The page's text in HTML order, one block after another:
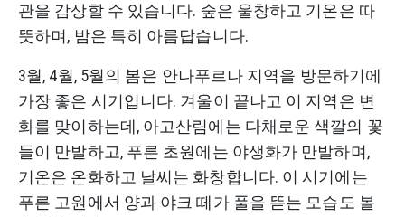
관을 감상할 수 있습니다. 숲은 울창하고 기온은 따
뜻하며, 밤은 특히 아름답습니다.
3월, 4월, 5월의 봄은 안나푸르나 지역을 방문하기에
가장 좋은 시기입니다. 겨울이 끝나고 이 지역은 변
화를 맞이하는데, 아고산림에는 다채로운 색깔의 꽃
들이 만발하고, 푸른 초원에는 야생화가 만발하며,
기온은 온화하고 날씨는 화창합니다. 이 시기에는
푸른 고원에서 양과 야크 떼가 풀을 뜯는 모습도 볼